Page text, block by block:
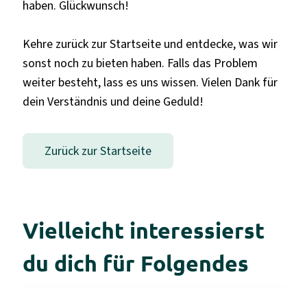
haben. Glückwunsch!
Kehre zurück zur Startseite und entdecke, was wir
sonst noch zu bieten haben. Falls das Problem
weiter besteht, lass es uns wissen. Vielen Dank für
dein Verständnis und deine Geduld!
Zurück zur Startseite
Vielleicht interessierst
du dich für Folgendes